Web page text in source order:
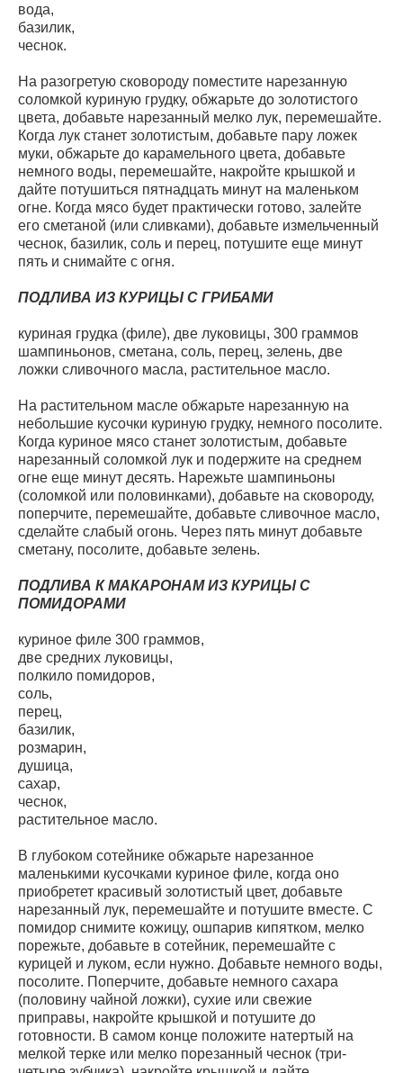
вода,
базилик,
чеснок.
На разогретую сковороду поместите нарезанную
соломкой куриную грудку, обжарьте до золотистого
цвета, добавьте нарезанный мелко лук, перемешайте.
Когда лук станет золотистым, добавьте пару ложек
муки, обжарьте до карамельного цвета, добавьте
немного воды, перемешайте, накройте крышкой и
дайте потушиться пятнадцать минут на маленьком
огне. Когда мясо будет практически готово, залейте
его сметаной (или сливками), добавьте измельченный
чеснок, базилик, соль и перец, потушите еще минут
пять и снимайте с огня.
ПОДЛИВА ИЗ КУРИЦЫ С ГРИБАМИ
куриная грудка (филе), две луковицы, 300 граммов
шампиньонов, сметана, соль, перец, зелень, две
ложки сливочного масла, растительное масло.
На растительном масле обжарьте нарезанную на
небольшие кусочки куриную грудку, немного посолите.
Когда куриное мясо станет золотистым, добавьте
нарезанный соломкой лук и подержите на среднем
огне еще минут десять. Нарежьте шампиньоны
(соломкой или половинками), добавьте на сковороду,
поперчите, перемешайте, добавьте сливочное масло,
сделайте слабый огонь. Через пять минут добавьте
сметану, посолите, добавьте зелень.
ПОДЛИВА К МАКАРОНАМ ИЗ КУРИЦЫ С
ПОМИДОРАМИ
куриное филе 300 граммов,
две средних луковицы,
полкило помидоров,
соль,
перец,
базилик,
розмарин,
душица,
сахар,
чеснок,
растительное масло.
В глубоком сотейнике обжарьте нарезанное
маленькими кусочками куриное филе, когда оно
приобретет красивый золотистый цвет, добавьте
нарезанный лук, перемешайте и потушите вместе. С
помидор снимите кожицу, ошпарив кипятком, мелко
порежьте, добавьте в сотейник, перемешайте с
курицей и луком, если нужно. Добавьте немного воды,
посолите. Поперчите, добавьте немного сахара
(половину чайной ложки), сухие или свежие
приправы, накройте крышкой и потушите до
готовности. В самом конце положите натертый на
мелкой терке или мелко порезанный чеснок (три-